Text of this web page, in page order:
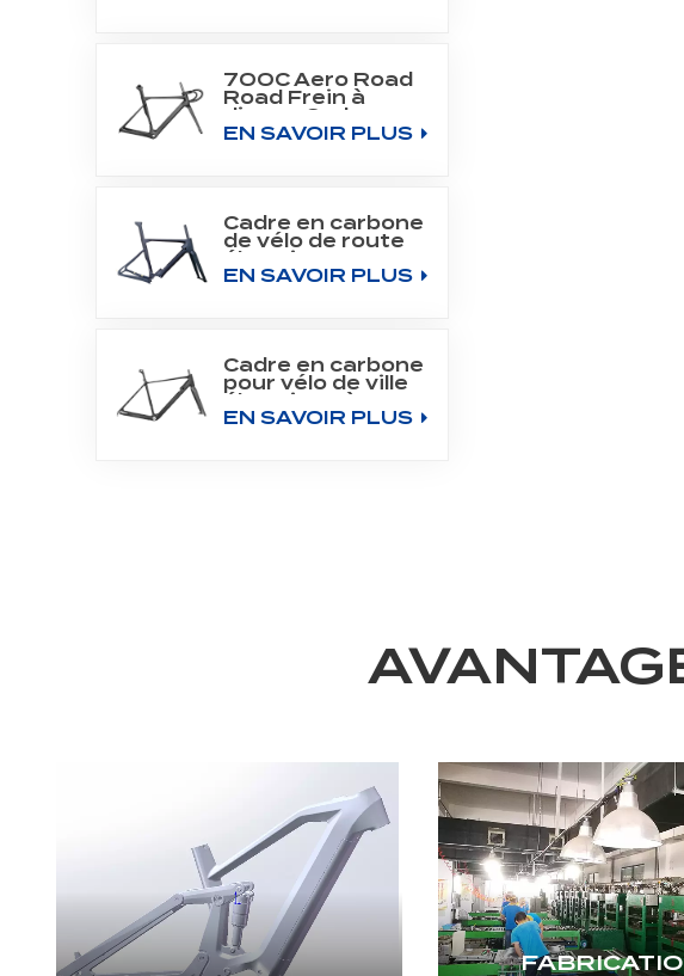
700C Aero Road
Road Frein à
disque Cadre en
carbone
EN SAVOIR PLUS
Cadre en carbone
de vélo de route
électrique 700C
pour moteur
EN SAVOIR PLUS
Cadre en carbone
pour vélo de ville
électrique à
moteur arrière
EN SAVOIR PLUS